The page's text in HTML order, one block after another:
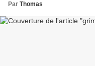
Par Thomas